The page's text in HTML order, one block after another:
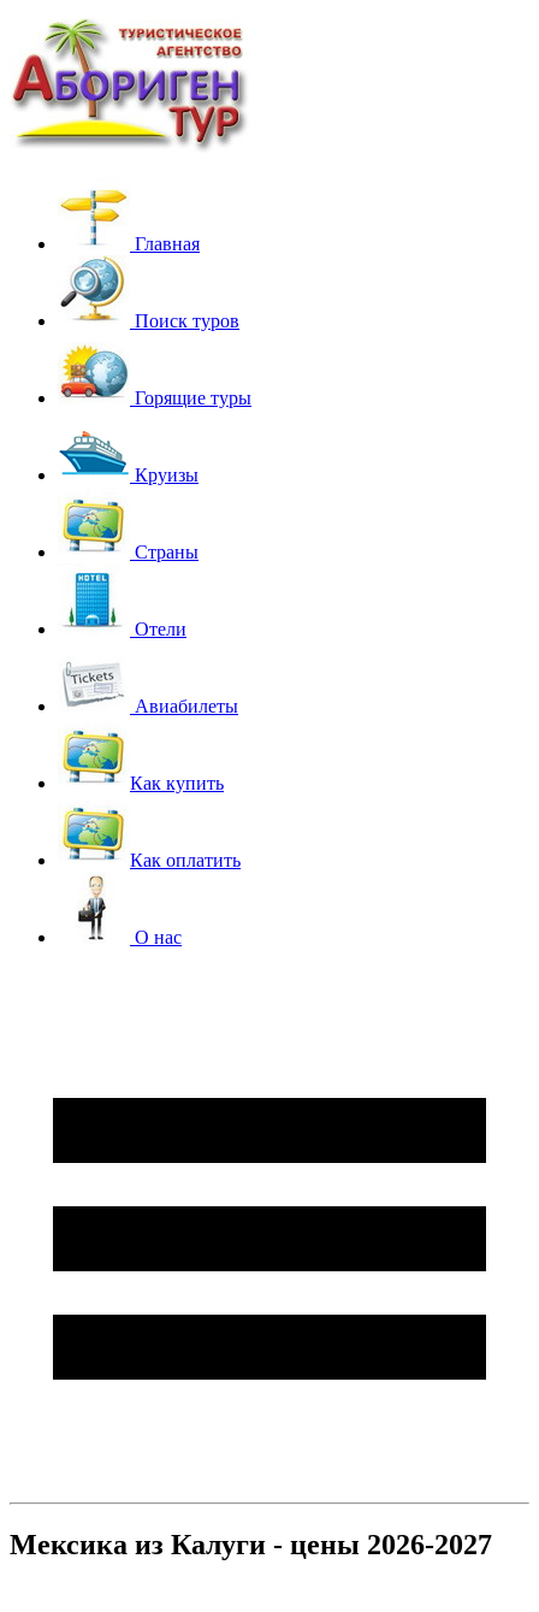
Главная
Поиск туров
Горящие туры
Круизы
Страны
Отели
Авиабилеты
Как купить
Как оплатить
О нас
Мексика из Калуги - цены 2026-2027